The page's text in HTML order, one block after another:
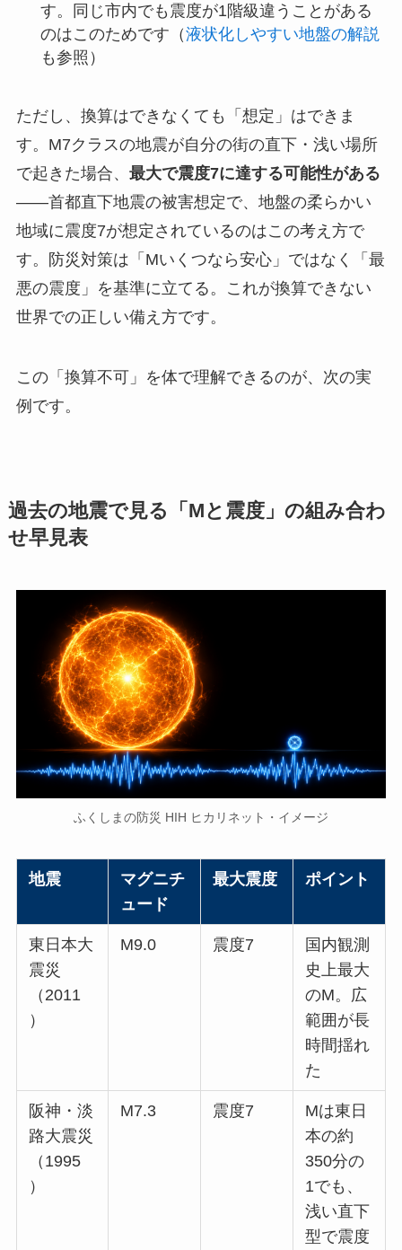
す。同じ市内でも震度が1階級違うことがある
のはこのためです（液状化しやすい地盤の解説
も参照）
ただし、換算はできなくても「想定」はできま
す。M7クラスの地震が自分の街の直下・浅い場所
で起きた場合、 最大で震度7に達する可能性がある
——首都直下地震の被害想定で、地盤の柔らかい
地域に震度7が想定されているのはこの考え方で
す。防災対策は「Mいくつなら安心」ではなく「最
悪の震度」を基準に立てる。これが換算できない
世界での正しい備え方です。
この「換算不可」を体で理解できるのが、次の実
例です。
過去の地震で見る「Mと震度」の組み合わ
せ早見表
ふくしまの防災 HIH ヒカリネット・イメージ
地震
マグニチ
ュード
最大震度 ポイント
東日本大
震災
（2011
）
M9.0 震度7
国内観測
史上最大
のM。広
範囲が長
時間揺れ
た
阪神・淡
路大震災
（1995
）
M7.3 震度7
Mは東日
本の約
350分の
1でも、
浅い直下
型で震度